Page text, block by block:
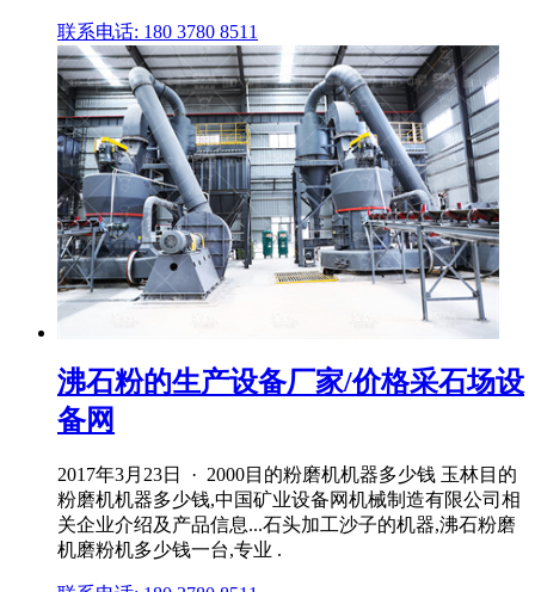
联系电话: 180 3780 8511
沸石粉的生产设备厂家/价格采石场设
备网
2017年3月23日 · 2000目的粉磨机机器多少钱 玉林目的
粉磨机机器多少钱,中国矿业设备网机械制造有限公司相
关企业介绍及产品信息...石头加工沙子的机器,沸石粉磨
机磨粉机多少钱一台,专业 .